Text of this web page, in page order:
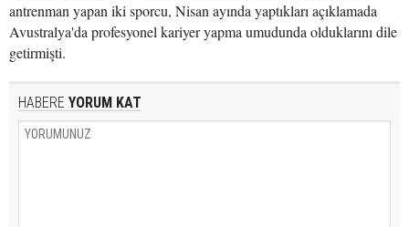
antrenman yapan iki sporcu, Nisan ayında yaptıkları açıklamada
Avustralya'da profesyonel kariyer yapma umudunda olduklarını dile
getirmişti.
HABERE YORUM KAT